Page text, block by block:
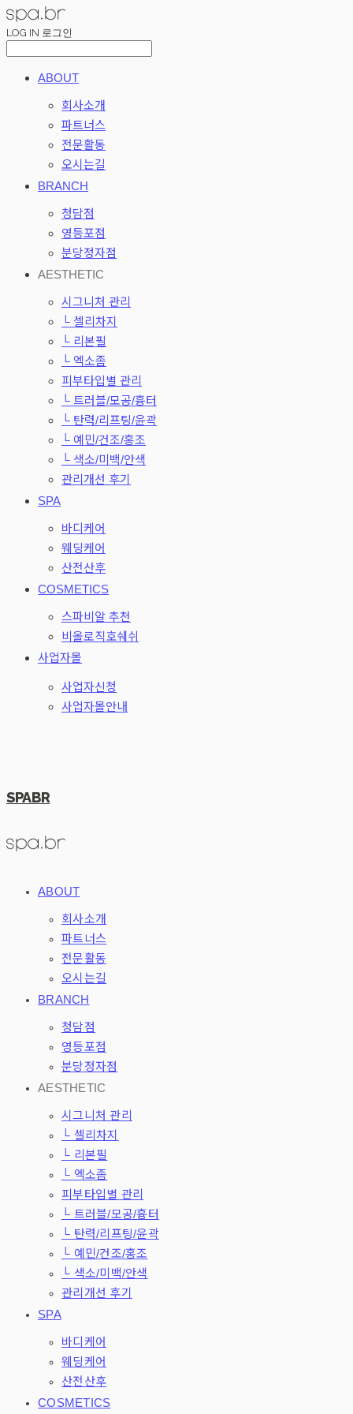
LOG IN 로그인
ABOUT
회사소개
파트너스
전문활동
오시는길
BRANCH
청담점
영등포점
분당정자점
AESTHETIC
시그니처 관리
└ 셀리차지
└ 리본필
└ 엑소좀
피부타입별 관리
└ 트러블/모공/흉터
└ 탄력/리프팅/윤곽
└ 예민/건조/홍조
└ 색소/미백/안색
관리개선 후기
SPA
바디케어
웨딩케어
산전산후
COSMETICS
스파비알 추천
비올로직호쉐쉬
사업자몰
사업자신청
사업자몰안내
SPABR
ABOUT
회사소개
파트너스
전문활동
오시는길
BRANCH
청담점
영등포점
분당정자점
AESTHETIC
시그니처 관리
└ 셀리차지
└ 리본필
└ 엑소좀
피부타입별 관리
└ 트러블/모공/흉터
└ 탄력/리프팅/윤곽
└ 예민/건조/홍조
└ 색소/미백/안색
관리개선 후기
SPA
바디케어
웨딩케어
산전산후
COSMETICS